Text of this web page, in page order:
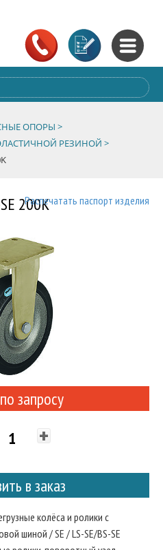
ОПОРЫ >
РЕЗИНОЙ >
200K
Распечатать паспорт изделия
запросу
+
в заказ
колёса и ролики с
шиной / SE / LS-SE/BS-SE